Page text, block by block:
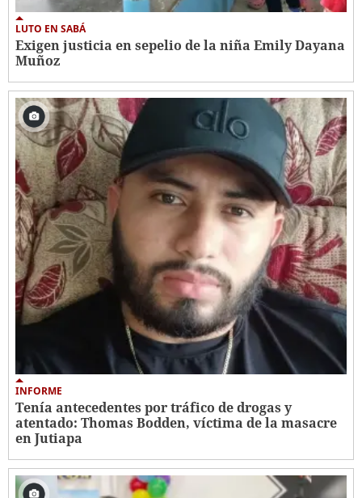
LUTO EN SABÁ
Exigen justicia en sepelio de la niña Emily Dayana
Muñoz
INFORME
Tenía antecedentes por tráfico de drogas y
atentado: Thomas Bodden, víctima de la masacre
en Jutiapa